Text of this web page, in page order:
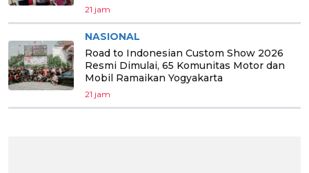
21 jam
NASIONAL
Road to Indonesian Custom Show 2026
Resmi Dimulai, 65 Komunitas Motor dan
Mobil Ramaikan Yogyakarta
21 jam